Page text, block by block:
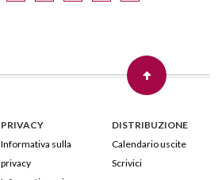
PRIVACY
Informativa sulla
privacy
DISTRIBUZIONE
Calendario uscite
Scrivici